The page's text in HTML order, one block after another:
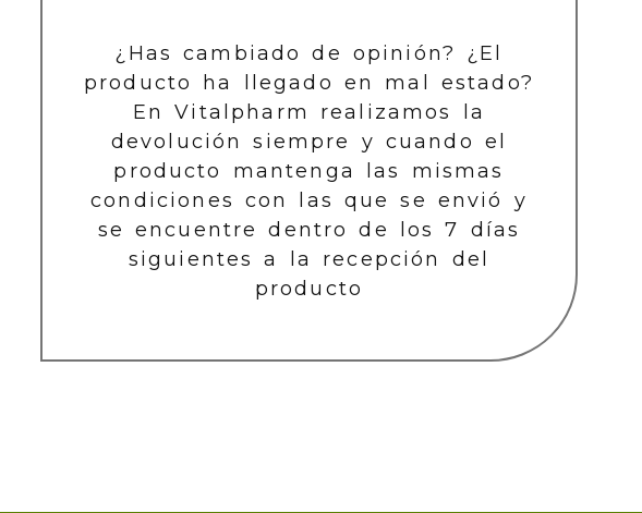
¿Has cambiado de opinión? ¿El
producto ha llegado en mal estado?
En Vitalpharm realizamos la
devolución siempre y cuando el
producto mantenga las mismas
condiciones con las que se envió y
se encuentre dentro de los 7 días
siguientes a la recepción del
producto